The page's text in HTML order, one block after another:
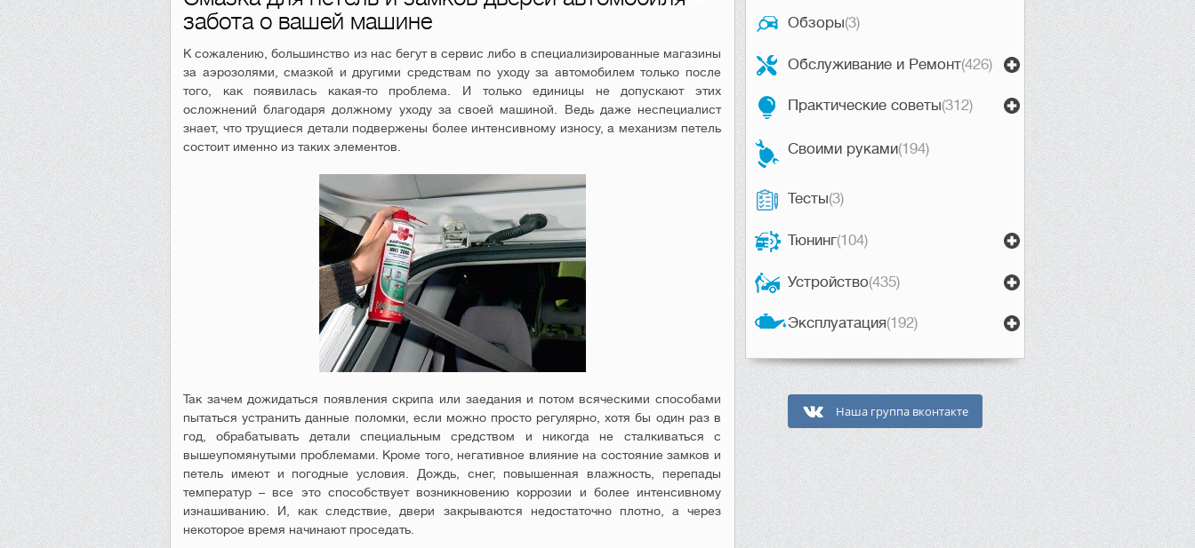
забота о вашей машине
К сожалению, большинство из нас бегут в сервис либо в специализированные магазины
за аэрозолями, смазкой и другими средствам по уходу за автомобилем только после
того, как появилась какая-то проблема. И только единицы не допускают этих
осложнений благодаря должному уходу за своей машиной. Ведь даже неспециалист
знает, что трущиеся детали подвержены более интенсивному износу, а механизм петель
состоит именно из таких элементов.
Так зачем дожидаться появления скрипа или заедания и потом всяческими способами
пытаться устранить данные поломки, если можно просто регулярно, хотя бы один раз в
год, обрабатывать детали специальным средством и никогда не сталкиваться с
вышеупомянутыми проблемами. Кроме того, негативное влияние на состояние замков и
петель имеют и погодные условия. Дождь, снег, повышенная влажность, перепады
температур – все это способствует возникновению коррозии и более интенсивному
изнашиванию. И, как следствие, двери закрываются недостаточно плотно, а через
некоторое время начинают проседать.
Обзоры(3)
Обслуживание и Ремонт(426)
Практические советы(312)
Своими руками(194)
Тесты(3)
Тюнинг(104)
Устройство(435)
Эксплуатация(192)
Наша группа вконтакте